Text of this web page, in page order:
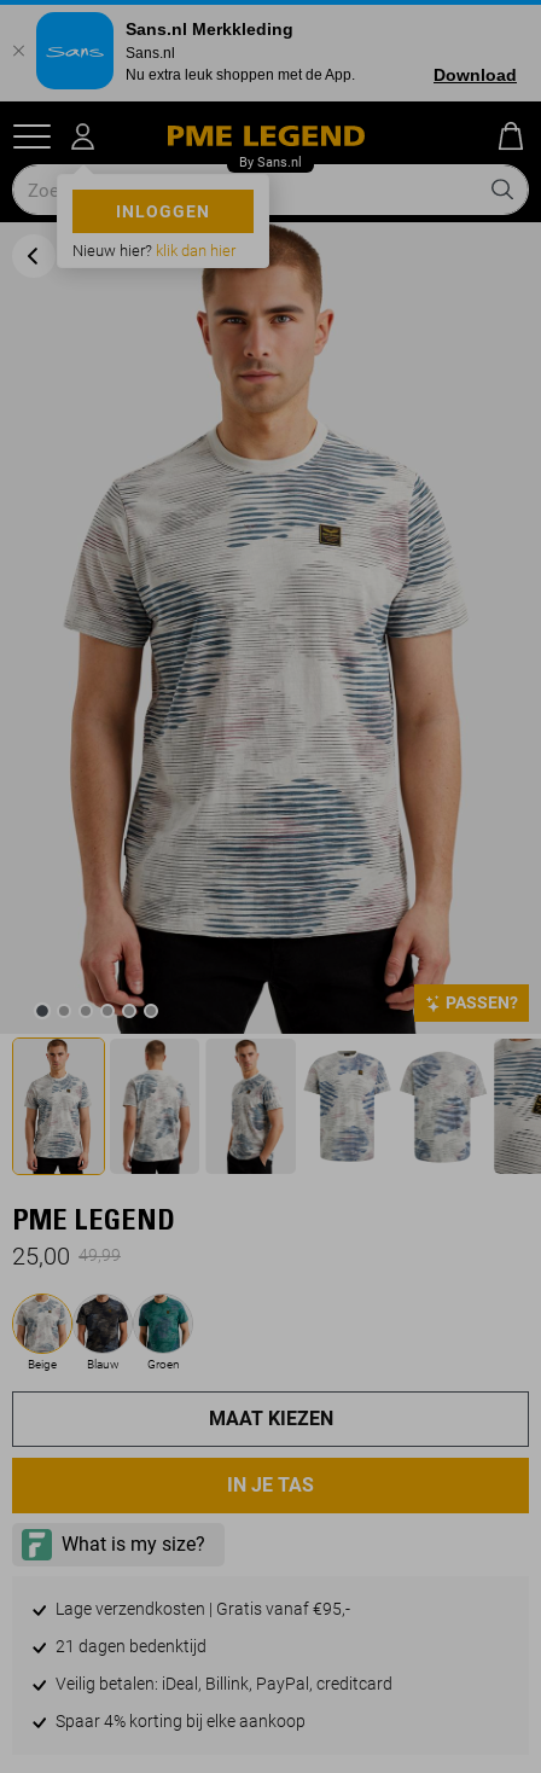
INLOGGEN
Nieuw hier? klik dan hier
PASSEN?
PME LEGEND
25,00 49,99
Beige Blauw Groen
MAAT KIEZEN
IN JE TAS
Lage verzendkosten | Gratis vanaf €95,-
21 dagen bedenktijd
Veilig betalen: iDeal, Billink, PayPal, creditcard
Spaar 4% korting bij elke aankoop
Sans.nl Merkkleding
Sans.nl
Nu extra leuk shoppen met de App.
Download